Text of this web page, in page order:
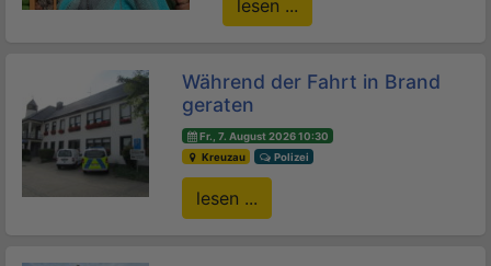
lesen ...
Während der Fahrt in Brand
geraten
Fr., 7. August 2026 10:30
Kreuzau
Polizei
lesen ...